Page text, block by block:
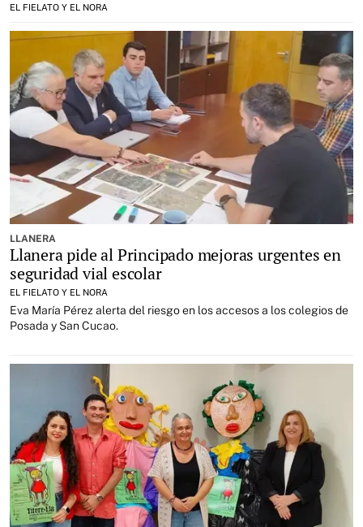
EL FIELATO Y EL NORA
LLANERA
Llanera pide al Principado mejoras urgentes en
seguridad vial escolar
EL FIELATO Y EL NORA
Eva María Pérez alerta del riesgo en los accesos a los colegios de
Posada y San Cucao.